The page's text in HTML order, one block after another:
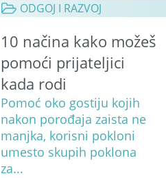
ODGOJ I RAZVOJ
10 načina kako možeš
pomoći prijateljici
kada rodi
Pomoć oko gostiju kojih
nakon porođaja zaista ne
manjka, korisni pokloni
umesto skupih poklona
za...